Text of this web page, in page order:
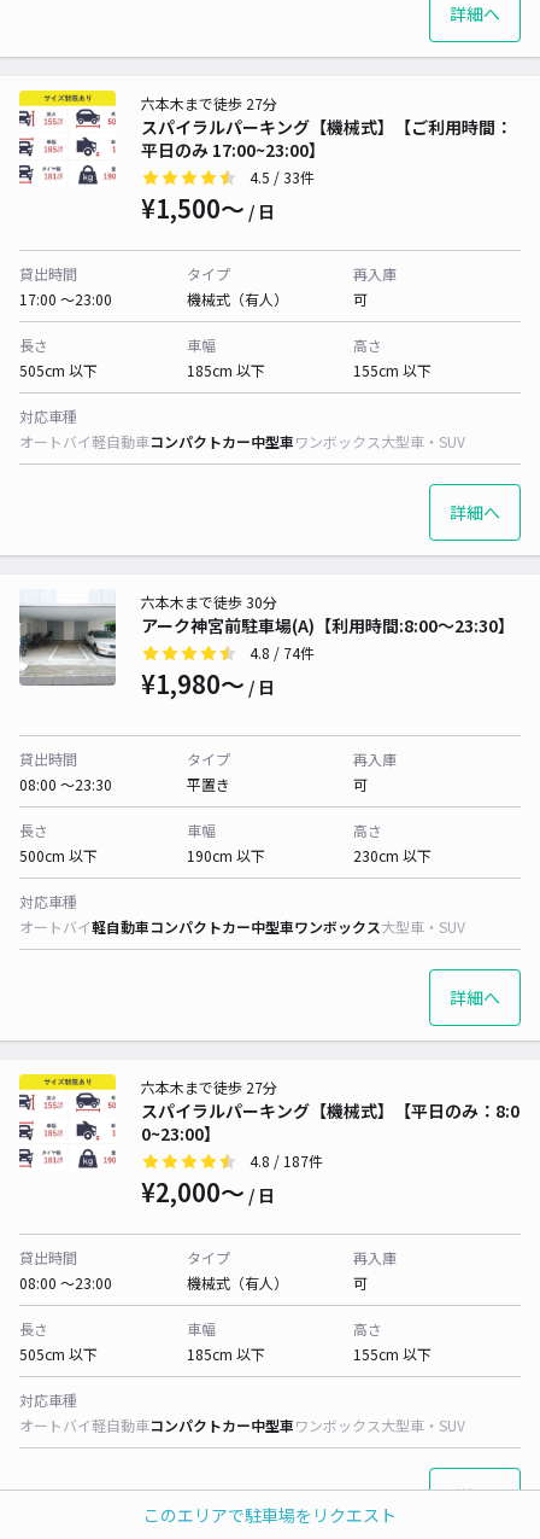
このエリアで駐車場をリクエスト
詳細へ
スパイラルパーキング【機械式】【ご利用時間：
平日のみ 17:00~23:00】
六本木まで徒歩 27分
4.5 / 33件
¥1,500〜 / 日
貸出時間
17:00 〜23:00
タイプ
機械式（有人）
再入庫
可
長さ
505cm 以下
車幅
185cm 以下
高さ
155cm 以下
対応車種
オートバイ軽自動車コンパクトカー中型車ワンボックス大型車・SUV
詳細へ
アーク神宮前駐車場(A)【利用時間:8:00～23:30】
六本木まで徒歩 30分
4.8 / 74件
¥1,980〜 / 日
貸出時間
08:00 〜23:30
タイプ
平置き
再入庫
可
長さ
500cm 以下
車幅
190cm 以下
高さ
230cm 以下
対応車種
オートバイ軽自動車コンパクトカー中型車ワンボックス大型車・SUV
詳細へ
スパイラルパーキング【機械式】【平日のみ：8:0
0~23:00】
六本木まで徒歩 27分
4.8 / 187件
¥2,000〜 / 日
貸出時間
08:00 〜23:00
タイプ
機械式（有人）
再入庫
可
長さ
505cm 以下
車幅
185cm 以下
高さ
155cm 以下
対応車種
オートバイ軽自動車コンパクトカー中型車ワンボックス大型車・SUV
詳細へ